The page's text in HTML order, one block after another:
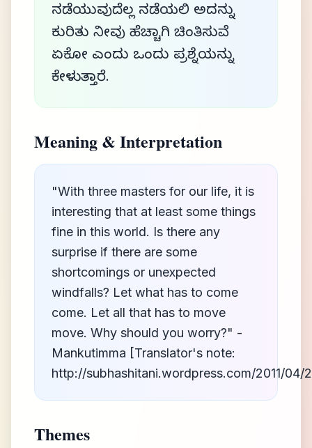
ನಡೆಯುವುದೆಲ್ಲ ನಡೆಯಲಿ ಅದನ್ನು
ಕುರಿತು ನೀವು ಹೆಚ್ಚಾಗಿ ಚಿಂತಿಸುವೆ
ಏಕೋ ಎಂದು ಒಂದು ಪ್ರಶ್ನೆಯನ್ನು
ಕೇಳುತ್ತಾರೆ.
Meaning & Interpretation
"With three masters for our life, it is
interesting that at least some things
fine in this world. Is there any
surprise if there are some
shortcomings or unexpected
windfalls? Let what has to come
come. Let all that has to move
move. Why should you worry?" -
Mankutimma [Translator's note:
http://subhashitani.wordpress.com/2011/04/
Themes